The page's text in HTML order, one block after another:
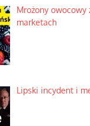
Mrożony owocowy
marketach
Lipski incydent i